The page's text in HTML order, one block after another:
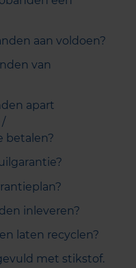
aan voldoen?
van
apart
/
betalen?
inleveren?
laten recyclen?
met stikstof.